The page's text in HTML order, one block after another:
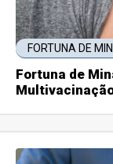
FORTUNA DE
Fortuna de